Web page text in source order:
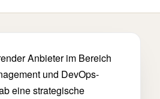
Anbieter im Bereich
und DevOps-
eine strategische